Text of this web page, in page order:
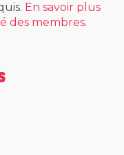
En savoir plus
des membres.